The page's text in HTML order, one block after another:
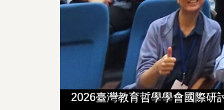
2026臺灣教育哲學學會國際研
2026臺灣教育哲學學會國際研
114-1教育學講座-甄曉蘭教授
114-1教育學講座-甄曉蘭教授